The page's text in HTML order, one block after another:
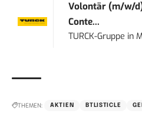
Volontär (m/w/
Conte...
TURCK-Gruppe in
THEMEN: AKTIEN BTLISTICLE